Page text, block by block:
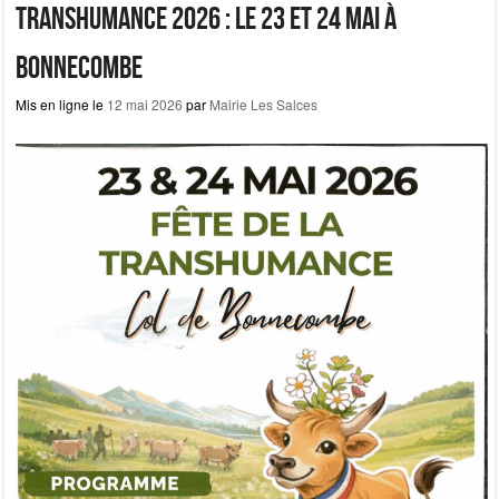
b
o
o
k
d
o
n
er
Transhumance 2026 : le 23 et 24 mai à
Bonnecombe
Mis en ligne le 12 mai 2026 par Mairie Les Salces